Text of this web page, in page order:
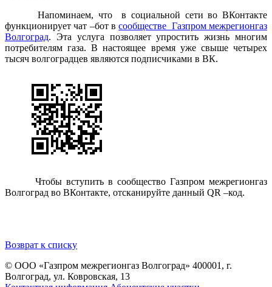
Напоминаем, что в социальной сети во ВКонтакте
функционирует чат –бот всообществе Газпром межрегионгаз
Волгоград. Эта услуга позволяет упростить жизнь многим
потребителям газа. В настоящее время уже свыше четырех
тысяч волгоградцев являются подписчиками в ВК.
Чтобы вступить в сообщество Газпром межрегионгаз
Волгоград во ВКонтакте, отсканируйте данный QR –код.
Возврат к списку
© ООО «Газпром межрегионгаз Волгоград» 400001, г.
Волгоград, ул. Ковровская, 13